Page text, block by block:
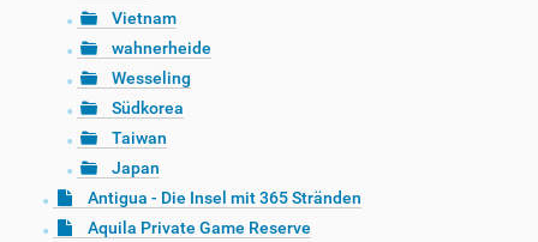
Vietnam
wahnerheide
Wesseling
Südkorea
Taiwan
Japan
Antigua - Die Insel mit 365 Stränden
Aquila Private Game Reserve